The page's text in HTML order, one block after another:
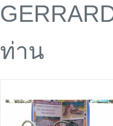
ท่าน